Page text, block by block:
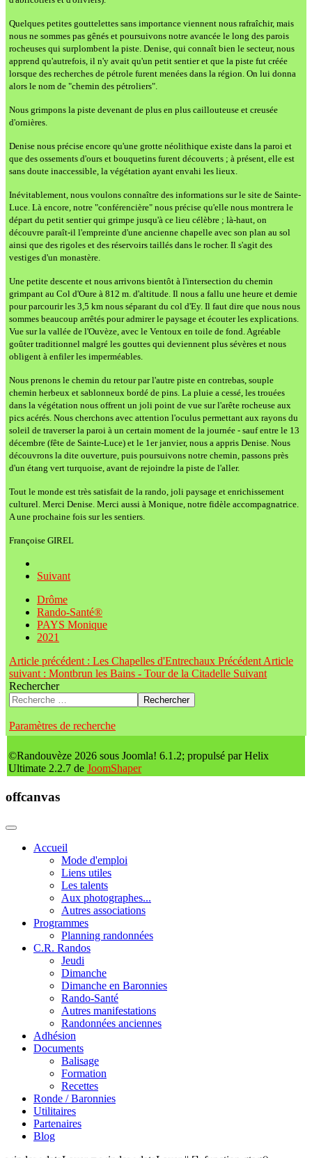
Quelques petites gouttelettes sans importance viennent nous rafraîchir, mais
nous ne sommes pas gênés et poursuivons notre avancée le long des parois
rocheuses qui surplombent la piste. Denise, qui connaît bien le secteur, nous
apprend qu'autrefois, il n'y avait qu'un petit sentier et que la piste fut créée
lorsque des recherches de pétrole furent menées dans la région. On lui donna
alors le nom de "chemin des pétroliers".
Nous grimpons la piste devenant de plus en plus caillouteuse et creusée
d'ornières.
Denise nous précise encore qu'une grotte néolithique existe dans la paroi et
que des ossements d'ours et bouquetins furent découverts ; à présent, elle est
sans doute inaccessible, la végétation ayant envahi les lieux.
Inévitablement, nous voulons connaître des informations sur le site de Sainte-
Luce. Là encore, notre "conférencière" nous précise qu'elle nous montrera le
départ du petit sentier qui grimpe jusqu'à ce lieu célèbre ; là-haut, on
découvre paraît-il l'empreinte d'une ancienne chapelle avec son plan au sol
ainsi que des rigoles et des réservoirs taillés dans le rocher. Il s'agit des
vestiges d'un monastère.
Une petite descente et nous arrivons bientôt à l'intersection du chemin
grimpant au Col d'Oure à 812 m. d'altitude. Il nous a fallu une heure et demie
pour parcourir les 3,5 km nous séparant du col d'Ey. Il faut dire que nous nous
sommes beaucoup arrêtés pour admirer le paysage et écouter les explications.
Vue sur la vallée de l'Ouvèze, avec le Ventoux en toile de fond. Agréable
goûter traditionnel malgré les gouttes qui deviennent plus sévères et nous
obligent à enfiler les imperméables.
Nous prenons le chemin du retour par l'autre piste en contrebas, souple
chemin herbeux et sablonneux bordé de pins. La pluie a cessé, les trouées
dans la végétation nous offrent un joli point de vue sur l'arête rocheuse aux
pics acérés. Nous cherchons avec attention l'oculus permettant aux rayons du
soleil de traverser la paroi à un certain moment de la journée - sauf entre le 13
décembre (fête de Sainte-Luce) et le 1er janvier, nous a appris Denise. Nous
découvrons la dite ouverture, puis poursuivons notre chemin, passons près
d'un étang vert turquoise, avant de rejoindre la piste de l'aller.
Tout le monde est très satisfait de la rando, joli paysage et enrichissement
culturel. Merci Denise. Merci aussi à Monique, notre fidèle accompagnatrice.
A une prochaine fois sur les sentiers.
Françoise GIREL
Suivant
Drôme
Rando-Santé®
PAYS Monique
2021
Article précédent : Les Chapelles d'Entrechaux Précédent Article
suivant : Montbrun les Bains - Tour de la Citadelle Suivant
Rechercher
Rechercher
Paramètres de recherche
©Randouvèze 2026 sous Joomla! 6.1.2; propulsé par Helix
Ultimate 2.2.7 de JoomShaper
offcanvas
Accueil
Mode d'emploi
Liens utiles
Les talents
Aux photographes...
Autres associations
Programmes
Planning randonnées
C.R. Randos
Jeudi
Dimanche
Dimanche en Baronnies
Rando-Santé
Autres manifestations
Randonnées anciennes
Adhésion
Documents
Balisage
Formation
Recettes
Ronde / Baronnies
Utilitaires
Partenaires
Blog